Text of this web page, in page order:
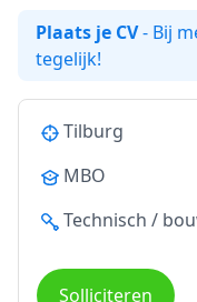
Plaats je CV- Bij
tegelijk!
Tilburg
MBO
Technisch /
Solliciteren